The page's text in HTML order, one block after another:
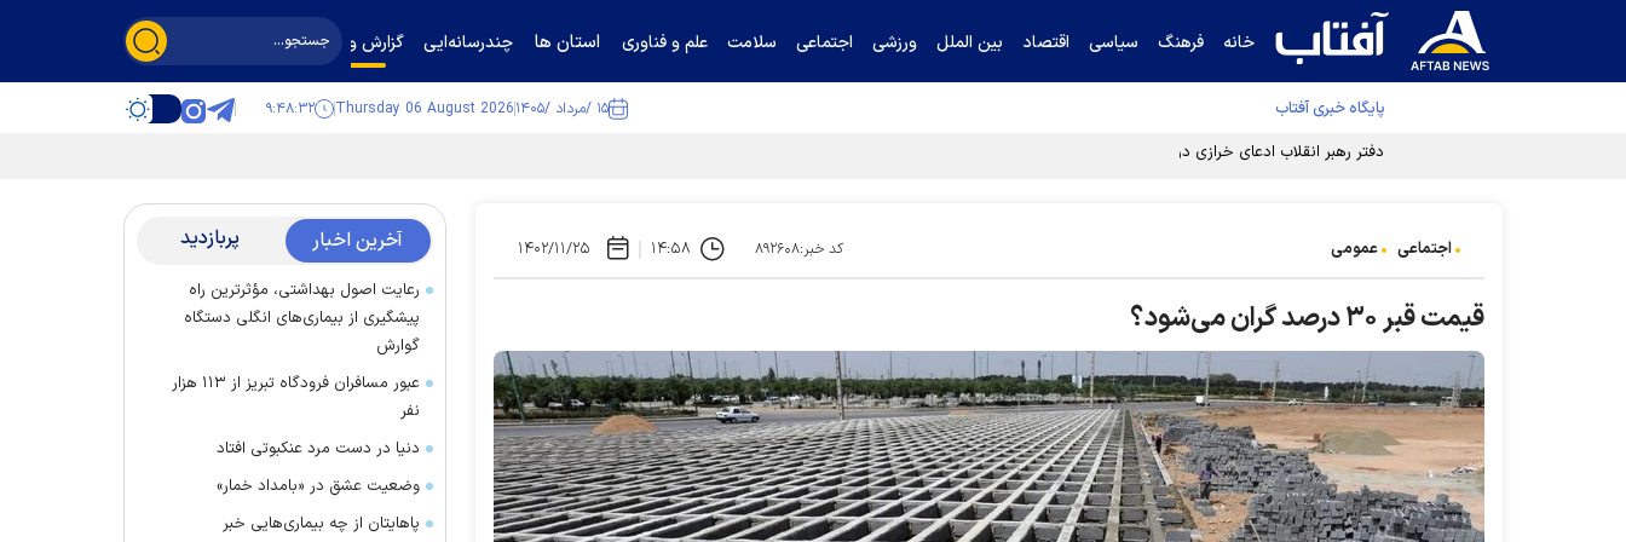
خانه فرهنگ سیاسی اقتصاد بین الملل ورزشی اجتماعی سلامت علم و فناوری استان ها چندرسانه‌ایی گزارش و گفت‌وگو
پایگاه خبری آفتاب ۱۵ /مرداد /۱۴۰۵ Thursday 06 August 2026 ۹:۴۸:۳۲
دفتر رهبر انقلاب ادعای خرازی درباره پزشکیان را تکذیب کرد
اجتماعی عمومی کد خبر:۸۹۲۶۰۸ ۱۴:۵۸ ۱۴۰۲/۱۱/۲۵
قیمت قبر ۳۰ درصد گران می‌شود؟
آخرین اخبار پربازدید
رعایت اصول بهداشتی، مؤثرترین راه
پیشگیری از بیماری‌های انگلی دستگاه
گوارش
عبور مسافران فرودگاه تبریز از ۱۱۳ هزار
نفر
دنیا در دست مرد عنکبوتی افتاد
وضعیت عشق در «بامداد خمار»
پاهایتان از چه بیماری‌هایی خبر